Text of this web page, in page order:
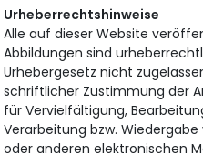
Urheberrechtshinweise
Alle auf dieser Website
Abbildungen sind
Urhebergesetz nicht
schriftlicher Zustimmung der
für Vervielfältigung,
Verarbeitung bzw.
oder anderen elektronischen